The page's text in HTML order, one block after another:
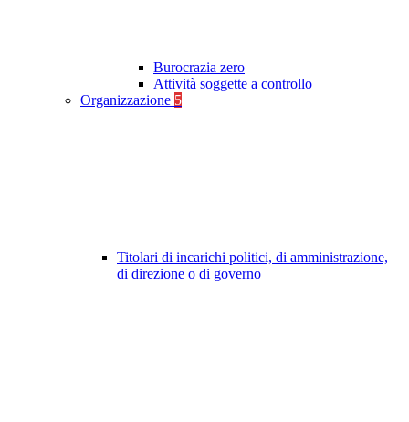
Burocrazia zero
Attività soggette a controllo
Organizzazione 5
Titolari di incarichi politici, di amministrazione,
di direzione o di governo